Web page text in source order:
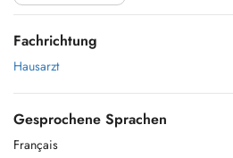
Fachrichtung
Hausarzt
Gesprochene Sprachen
Français